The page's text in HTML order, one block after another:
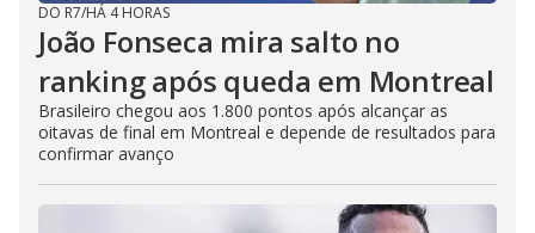
DO R7/HÁ 4 HORAS
João Fonseca mira salto no
ranking após queda em Montreal
Brasileiro chegou aos 1.800 pontos após alcançar as
oitavas de final em Montreal e depende de resultados para
confirmar avanço